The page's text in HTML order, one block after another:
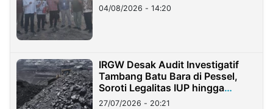
04/08/2026 - 14:20
IRGW Desak Audit Investigatif
Tambang Batu Bara di Pessel,
Soroti Legalitas IUP hingga
Stockpile
27/07/2026 - 20:21